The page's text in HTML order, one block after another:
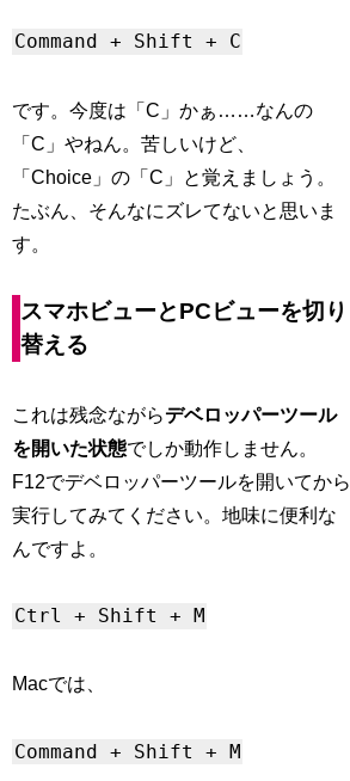
Command + Shift + C
です。今度は「C」かぁ……なんの
「C」やねん。苦しいけど、
「Choice」の「C」と覚えましょう。
たぶん、そんなにズレてないと思いま
す。
スマホビューとPCビューを切り
替える
これは残念ながらデベロッパーツール
を開いた状態でしか動作しません。
F12でデベロッパーツールを開いてから
実行してみてください。地味に便利な
んですよ。
Ctrl + Shift + M
Macでは、
Command + Shift + M